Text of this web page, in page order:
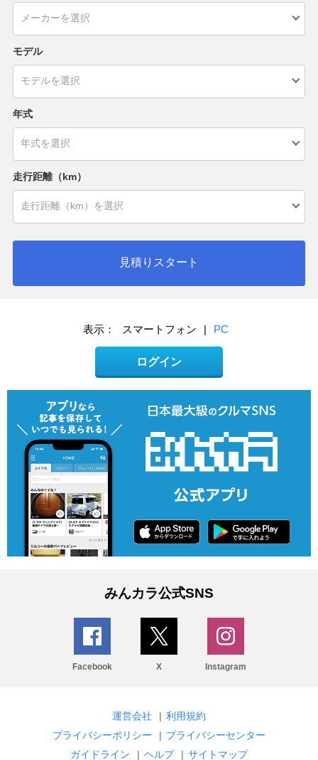
モデル
年式
走行距離（km）
見積りスタート
表示： スマートフォン | PC
ログイン
みんカラ公式SNS
Facebook X Instagram
運営会社 | 利用規約
プライバシーポリシー
| プライバシーセンター
ガイドライン
| ヘルプ | サイトマップ